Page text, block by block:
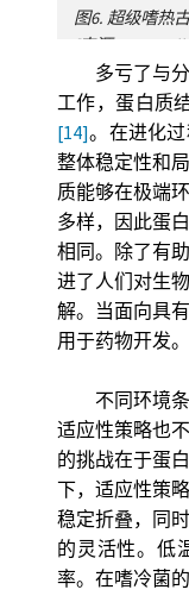
[来源：
多亏了与分
工作，蛋白质
[14]。在进化过
整体稳定性和
质能够在极端
多样，因此蛋
相同。除了有
进了人们对生
解。当面向具
用于药物开发。
不同环境条
适应性策略也
的挑战在于蛋
下，适应性策
稳定折叠，同
的灵活性。低
率。在嗜冷菌